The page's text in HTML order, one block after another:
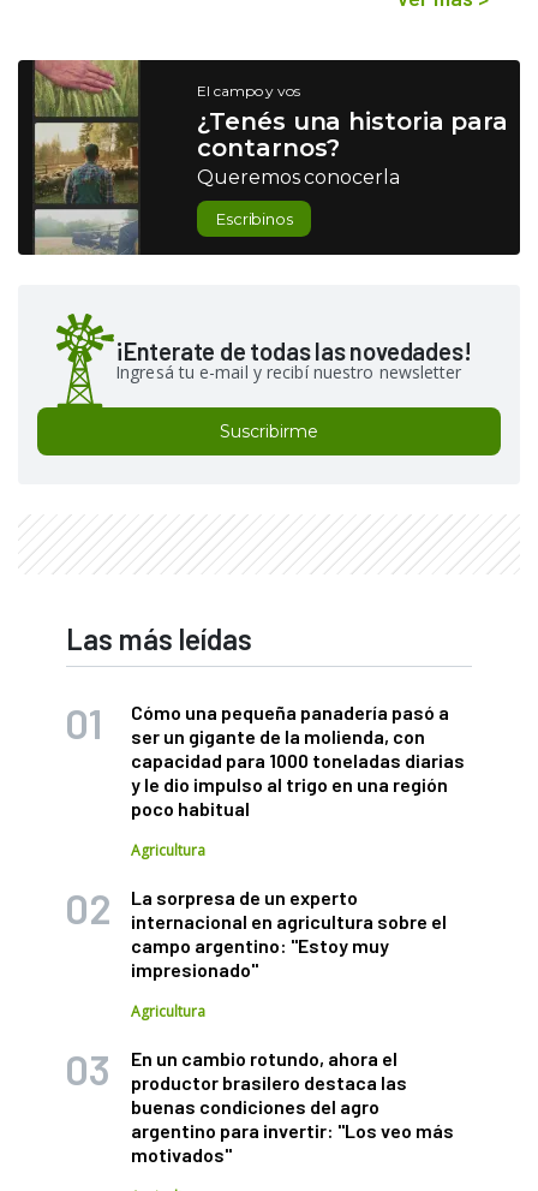
El campo y vos
¿Tenés una historia para
contarnos?
Queremos conocerla
Escribinos
¡Enterate de todas las novedades!
Ingresá tu e-mail y recibí nuestro newsletter
Suscribirme
Las más leídas
Cómo una pequeña panadería pasó a
ser un gigante de la molienda, con
capacidad para 1000 toneladas diarias
y le dio impulso al trigo en una región
poco habitual
Agricultura
La sorpresa de un experto
internacional en agricultura sobre el
campo argentino: "Estoy muy
impresionado"
Agricultura
En un cambio rotundo, ahora el
productor brasilero destaca las
buenas condiciones del agro
argentino para invertir: "Los veo más
motivados"